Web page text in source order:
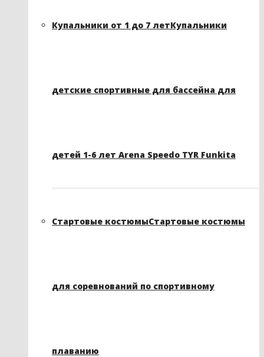
Купальники от 1 до 7 летКупальники
детские спортивные для бассейна для
детей 1-6 лет Arena Speedo TYR Funkita
Стартовые костюмыСтартовые костюмы
для соревнований по спортивному
плаванию